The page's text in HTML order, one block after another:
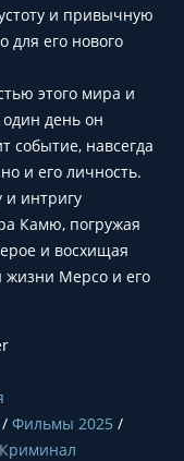
и привычную
для его нового
этого мира и
день он
событие, навсегда
и его личность.
и интригу
Камю, погружая
и восхищая
Мерсо и его
/ Фильмы 2025 /
Криминал